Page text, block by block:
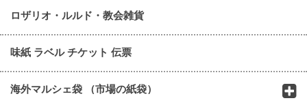
ロザリオ・ルルド・教会雑貨
味紙 ラベル チケット 伝票
海外マルシェ袋 （市場の紙袋）